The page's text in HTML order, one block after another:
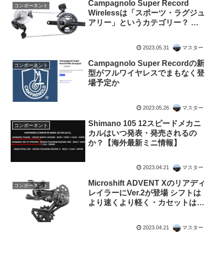
コンポーネント
Campagnolo Super Record
Wirelessは「スポーツ・ラグジュ
アリー」というカテゴリー？ 海
2023.05.31 マスター
コンポーネント
Campagnolo Super Recordの新
型がフルワイヤレスでまもなく登
場予定か
2023.05.26 マスター
コンポーネント
Shimano 105 12スピードメカニ
カルはいつ発表・発売されるの
か？【海外最新ミニ情報】
2023.04.21 マスター
コンポーネント
Microshift ADVENT Xのリアディ
レイラーにVer.2が登場 シフトは
より速くより軽く・カセットはよ
2023.04.21 マスター